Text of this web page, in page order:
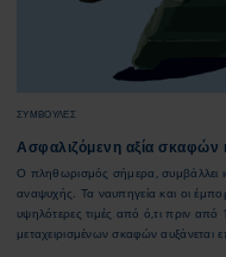
ΣΥΜΒΟΥΛΕΣ
Ασφαλιζόμενη αξία σκαφών
Ο πληθωρισμός σήμερα, συμβάλλει
αναψυχής. Τα ναυπηγεία και οι
υψηλότερες τιμές από ό,τι πριν
μεταχειρισμένων σκαφών